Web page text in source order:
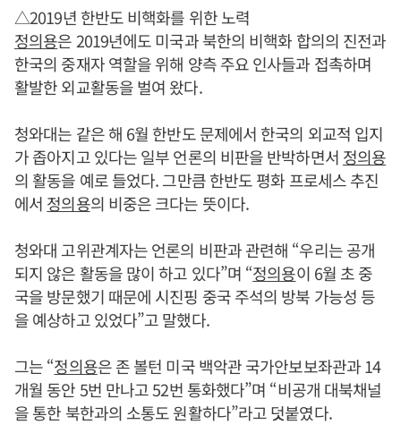
△2019년 한반도 비핵화를 위한 노력
정의용은 2019년에도 미국과 북한의 비핵화 합의의 진전과
한국의 중재자 역할을 위해 양측 주요 인사들과 접촉하며
활발한 외교활동을 벌여 왔다.
청와대는 같은 해 6월 한반도 문제에서 한국의 외교적 입지
가 좁아지고 있다는 일부 언론의 비판을 반박하면서 정의용
의 활동을 예로 들었다. 그만큼 한반도 평화 프로세스 추진
에서 정의용의 비중은 크다는 뜻이다.
청와대 고위관계자는 언론의 비판과 관련해 “우리는 공개
되지 않은 활동을 많이 하고 있다”며 “정의용이 6월 초 중
국을 방문했기 때문에 시진핑 중국 주석의 방북 가능성 등
을 예상하고 있었다”고 말했다.
그는 “정의용은 존 볼턴 미국 백악관 국가안보보좌관과 14
개월 동안 5번 만나고 52번 통화했다”며 “비공개 대북채널
을 통한 북한과의 소통도 원활하다”라고 덧붙였다.